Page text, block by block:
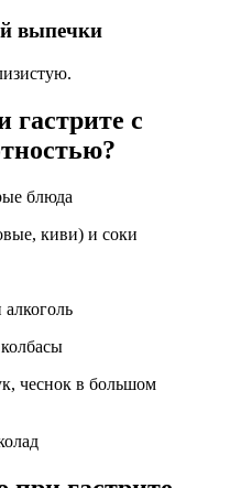
выпечки
гастрите с
блюда
киви) и соки
чеснок в большом